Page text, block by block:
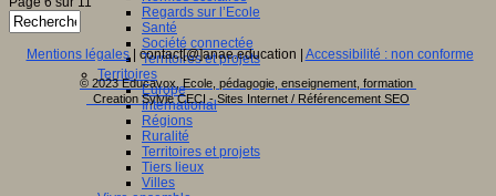
Regards sur l’Ecole
Santé
Société connectée
Territoires et projets
Territoires
Europe
International
Régions
Ruralité
Territoires et projets
Tiers lieux
Villes
Mentions légales| contact[@]anae.education | Accessibilité : non conforme
© 2023 Educavox, Ecole, pédagogie, enseignement, formation
Creation Sylvie CECI - Sites Internet / Référencement SEO